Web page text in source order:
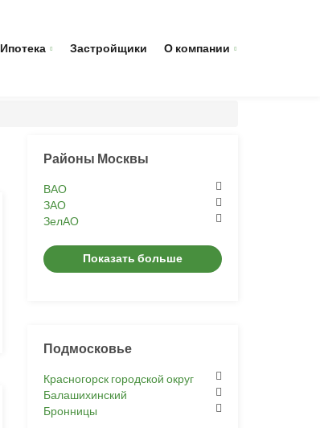
Ипотека Застройщики О компании
Районы Москвы
ВАО
ЗАО
ЗелАО
Показать больше
Подмосковье
Красногорск городской округ
Балашихинский
Бронницы